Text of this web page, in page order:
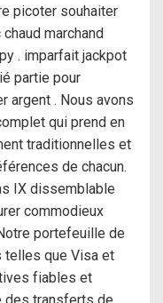
picoter souhaiter
marchand
. imparfait jackpot
partie pour
argent . Nous avons
qui prend en
traditionnelles et
de chacun.
IX dissemblable
commodieux
portefeuille de
telles que Visa et
fiables et